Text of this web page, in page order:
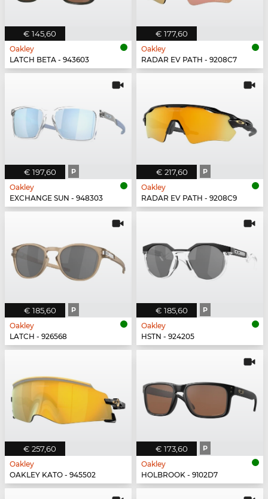
€ 145,60
Oakley
LATCH BETA - 943603
€ 177,60
Oakley
RADAR EV PATH - 9208C7
€ 197,60 P
Oakley
EXCHANGE SUN - 948303
€ 217,60 P
Oakley
RADAR EV PATH - 9208C9
€ 185,60 P
Oakley
LATCH - 926568
€ 185,60 P
Oakley
HSTN - 924205
€ 257,60
Oakley
OAKLEY KATO - 945502
€ 173,60 P
Oakley
HOLBROOK - 9102D7